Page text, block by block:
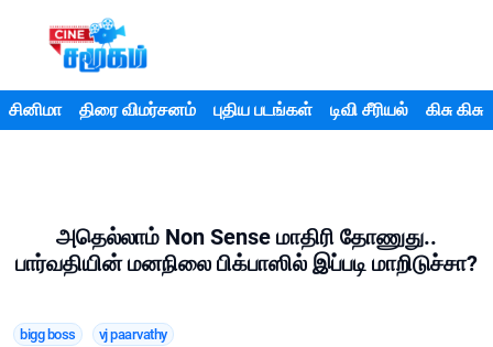
சினிமா திரை விமர்சனம் புதிய படங்கள் டிவி சீரியல் கிசு கிசு
அதெல்லாம் Non Sense மாதிரி தோணுது..
பார்வதியின் மனநிலை பிக்பாஸில் இப்படி மாறிடுச்சா?
bigg boss vj paarvathy